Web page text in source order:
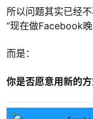
所以问题其实已经不
“现在做Facebook
而是：
你是否愿意用新的方